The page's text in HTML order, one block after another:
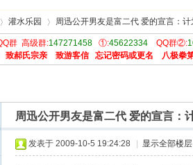
灌水乐园 周迅公开男友是富二代 爱的宣言：
群 高级群:147271458①:45622334QQ群②:
致郝氏宗亲 致游客信 忘记密码或更名 八极拳
周迅公开男友是富二代 爱的宣言：
发表于 2009-10-5 19:24:28 显示全部楼层